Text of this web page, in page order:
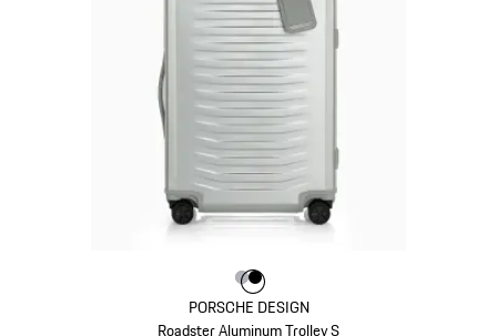
PORSCHE DESIGN
Roadster Aluminum Trolley S
Color
ColorColor